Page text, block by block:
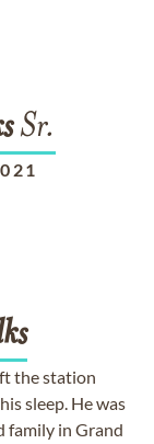
Sr.
the station
sleep. He was
family in Grand